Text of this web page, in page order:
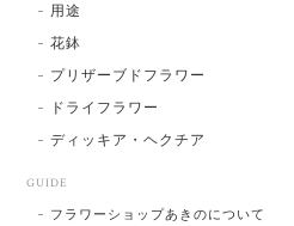
用途
花鉢
プリザーブドフラワー
ドライフラワー
ディッキア・ヘクチア
GUIDE
フラワーショップあきのについて